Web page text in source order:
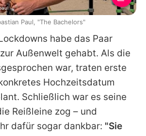
habe das Paar
Außenwelt gehabt. Als die
war, traten erste
Hochzeitsdatum
Schließlich war es seine
Reißleine zog – und
dafür sogar dankbar: "Sie
Paul, "The Bachelors"